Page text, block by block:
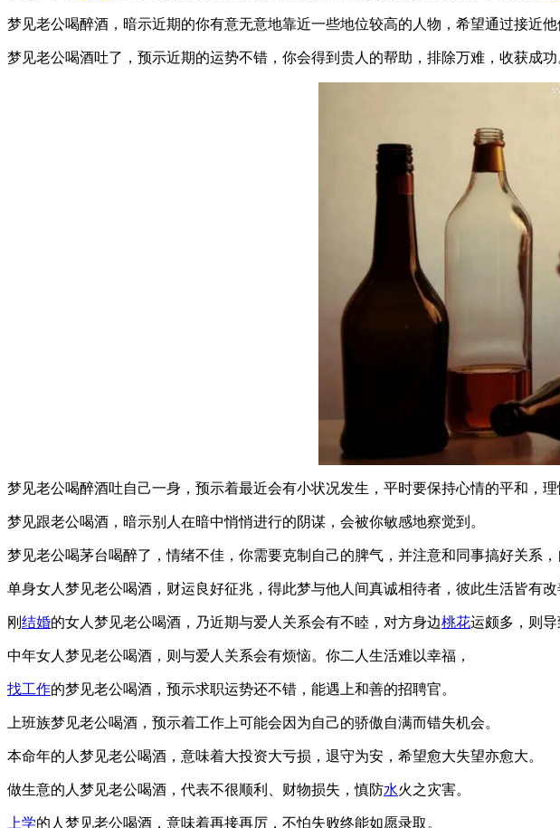
梦见老公喝醉酒，暗示近期的你有意无意地靠近一些地位较高的人物，希望通过接近
梦见老公喝酒吐了，预示近期的运势不错，你会得到贵人的帮助，排除万难，收获成功
梦见老公喝醉酒吐自己一身，预示着最近会有小状况发生，平时要保持心情的平和，理
梦见跟老公喝酒，暗示别人在暗中悄悄进行的阴谋，会被你敏感地察觉到。
梦见老公喝茅台喝醉了，情绪不佳，你需要克制自己的脾气，并注意和同事搞好关系，
单身女人梦见老公喝酒，财运良好征兆，得此梦与他人间真诚相待者，彼此生活皆有改
刚 结婚的女人梦见老公喝酒，乃近期与爱人关系会有不睦，对方身边桃花运颇多，则
中年女人梦见老公喝酒，则与爱人关系会有烦恼。你二人生活难以幸福，
找工作的梦见老公喝酒，预示求职运势还不错，能遇上和善的招聘官。
上班族梦见老公喝酒，预示着工作上可能会因为自己的骄傲自满而错失机会。
本命年的人梦见老公喝酒，意味着大投资大亏损，退守为安，希望愈大失望亦愈大。
做生意的人梦见老公喝酒，代表不很顺利、财物损失，慎防水火之灾害。
上学的人梦见老公喝酒，意味着再接再厉，不怕失败终能如愿录取。